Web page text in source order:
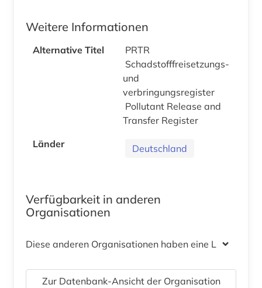
Weitere Informationen
Alternative Titel
PRTR
Schadstofffreisetzungs-
und
verbringungsregister
Pollutant Release and
Transfer Register
Länder
Deutschland
Verfügbarkeit in anderen
Organisationen
Diese anderen Organisationen haben eine Lizenz
Zur Datenbank-Ansicht der Organisation